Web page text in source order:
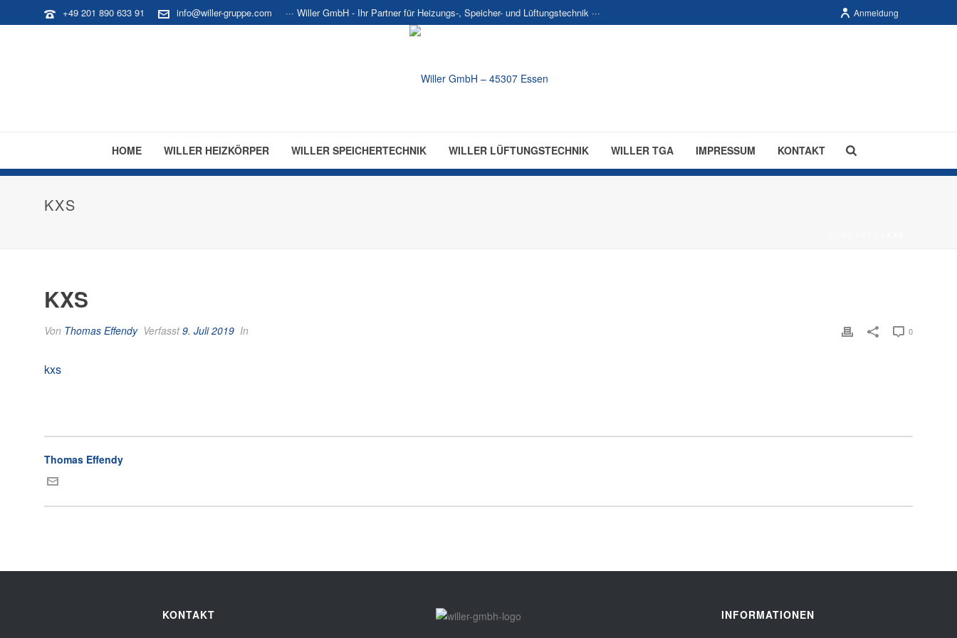
+49 201 890 633 91 info@willer-gruppe.com ··· Willer GmbH - Ihr Partner für Heizungs-, Speicher- und Lüftungstechnik ··· Anmeldung
HOME WILLER HEIZKÖRPER WILLER SPEICHERTECHNIK WILLER LÜFTUNGSTECHNIK WILLER TGA IMPRESSUM KONTAKT
KXS
KXS
Von Thomas Effendy Verfasst9. Juli 2019 In 0
kxs
Thomas Effendy
KONTAKT
INFORMATIONEN